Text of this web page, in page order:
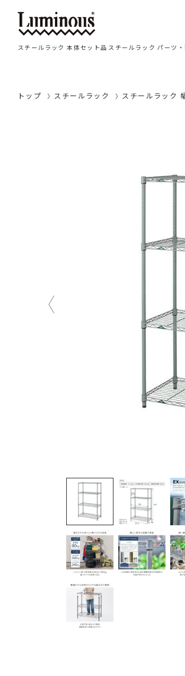
スチールラック 本体セット品 スチールラック パーツ
トップ スチールラック スチールラック